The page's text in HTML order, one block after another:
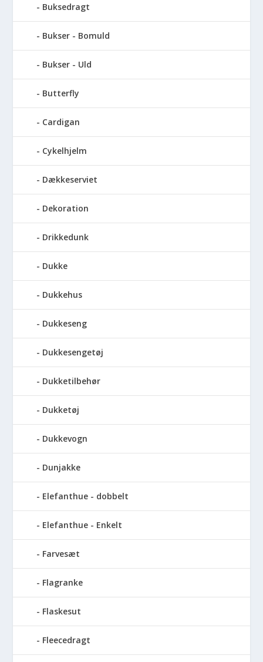
Buksedragt
Bukser - Bomuld
Bukser - Uld
Butterfly
Cardigan
Cykelhjelm
Dækkeserviet
Dekoration
Drikkedunk
Dukke
Dukkehus
Dukkeseng
Dukkesengetøj
Dukketilbehør
Dukketøj
Dukkevogn
Dunjakke
Elefanthue - dobbelt
Elefanthue - Enkelt
Farvesæt
Flagranke
Flaskesut
Fleecedragt